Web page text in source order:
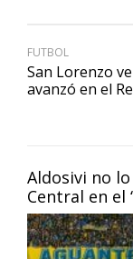
Aldosivi no
Central en el
FUTBOL
San Lorenzo
avanzó en el